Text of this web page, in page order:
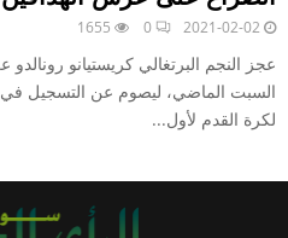
2021-02-02
0
1655
عجز النجم البرتغالي كريستيانو
لكرة القدم لأول...